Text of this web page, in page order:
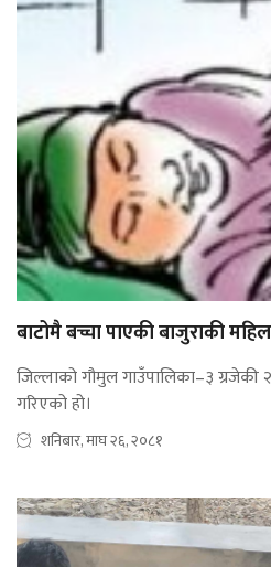
बाटोमै बच्चा पाएकी बाजुराकी
जिल्लाको गौमुल गाउँपालिका–३ ग्रजेकी
गरिएको हो।
शनिबार, माघ २६, २०८१